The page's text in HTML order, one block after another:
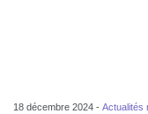
18 décembre 2024 - Actualités